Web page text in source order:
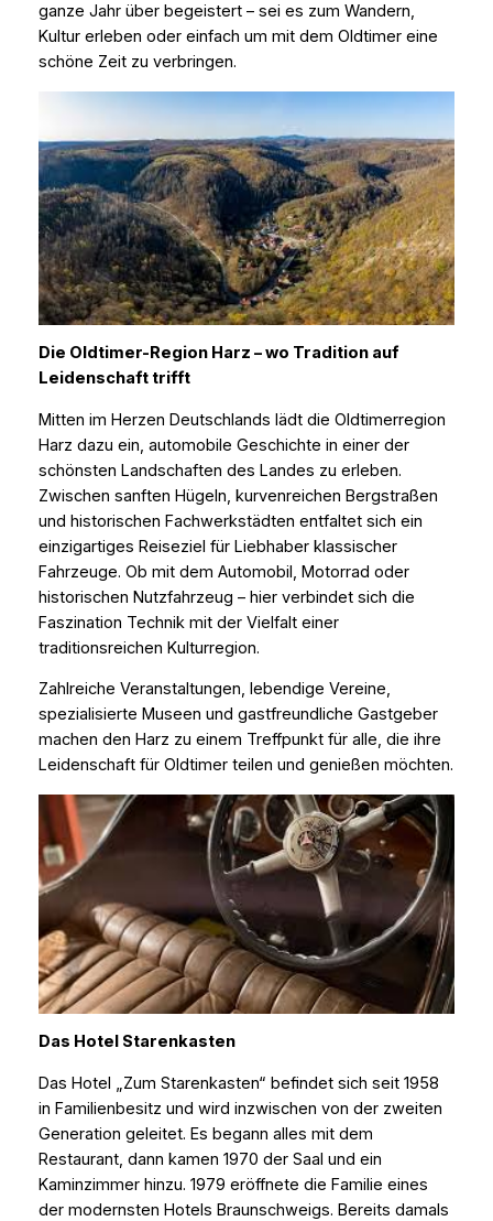
ganze Jahr über begeistert – sei es zum Wandern,
Kultur erleben oder einfach um mit dem Oldtimer eine
schöne Zeit zu verbringen.
Die Oldtimer-Region Harz – wo Tradition auf
Leidenschaft trifft
Mitten im Herzen Deutschlands lädt die Oldtimerregion
Harz dazu ein, automobile Geschichte in einer der
schönsten Landschaften des Landes zu erleben.
Zwischen sanften Hügeln, kurvenreichen Bergstraßen
und historischen Fachwerkstädten entfaltet sich ein
einzigartiges Reiseziel für Liebhaber klassischer
Fahrzeuge. Ob mit dem Automobil, Motorrad oder
historischen Nutzfahrzeug – hier verbindet sich die
Faszination Technik mit der Vielfalt einer
traditionsreichen Kulturregion.
Zahlreiche Veranstaltungen, lebendige Vereine,
spezialisierte Museen und gastfreundliche Gastgeber
machen den Harz zu einem Treffpunkt für alle, die ihre
Leidenschaft für Oldtimer teilen und genießen möchten.
Das Hotel Starenkasten
Das Hotel „Zum Starenkasten“ befindet sich seit 1958
in Familienbesitz und wird inzwischen von der zweiten
Generation geleitet. Es begann alles mit dem
Restaurant, dann kamen 1970 der Saal und ein
Kaminzimmer hinzu. 1979 eröffnete die Familie eines
der modernsten Hotels Braunschweigs. Bereits damals